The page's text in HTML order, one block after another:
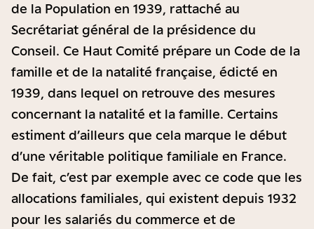
de la Population en 1939, rattaché au
Secrétariat général de la présidence du
Conseil. Ce Haut Comité prépare un Code de la
famille et de la natalité française, édicté en
1939, dans lequel on retrouve des mesures
concernant la natalité et la famille. Certains
estiment d’ailleurs que cela marque le début
d’une véritable politique familiale en France.
De fait, c’est par exemple avec ce code que les
allocations familiales, qui existent depuis 1932
pour les salariés du commerce et de